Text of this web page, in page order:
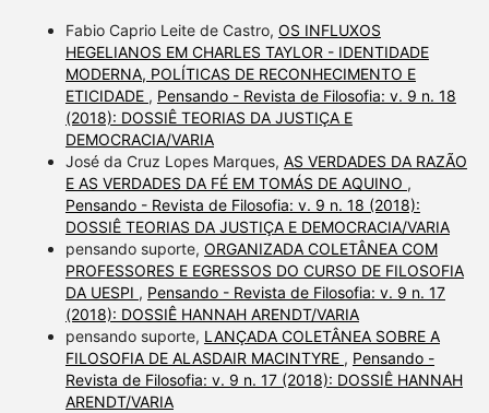
Fabio Caprio Leite de Castro, OS INFLUXOS
HEGELIANOS EM CHARLES TAYLOR - IDENTIDADE
MODERNA, POLÍTICAS DE RECONHECIMENTO E
ETICIDADE , Pensando - Revista de Filosofia: v. 9 n. 18
(2018): DOSSIÊ TEORIAS DA JUSTIÇA E
DEMOCRACIA/VARIA
José da Cruz Lopes Marques, AS VERDADES DA RAZÃO
E AS VERDADES DA FÉ EM TOMÁS DE AQUINO ,
Pensando - Revista de Filosofia: v. 9 n. 18 (2018):
DOSSIÊ TEORIAS DA JUSTIÇA E DEMOCRACIA/VARIA
pensando suporte, ORGANIZADA COLETÂNEA COM
PROFESSORES E EGRESSOS DO CURSO DE FILOSOFIA
DA UESPI , Pensando - Revista de Filosofia: v. 9 n. 17
(2018): DOSSIÊ HANNAH ARENDT/VARIA
pensando suporte, LANÇADA COLETÂNEA SOBRE A
FILOSOFIA DE ALASDAIR MACINTYRE , Pensando -
Revista de Filosofia: v. 9 n. 17 (2018): DOSSIÊ HANNAH
ARENDT/VARIA